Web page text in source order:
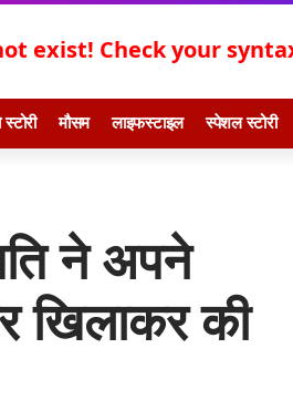
exist! Check your
मौसम लाइफस्टाइल स्पेशल स्टोरी
ने अपने
खिलाकर की